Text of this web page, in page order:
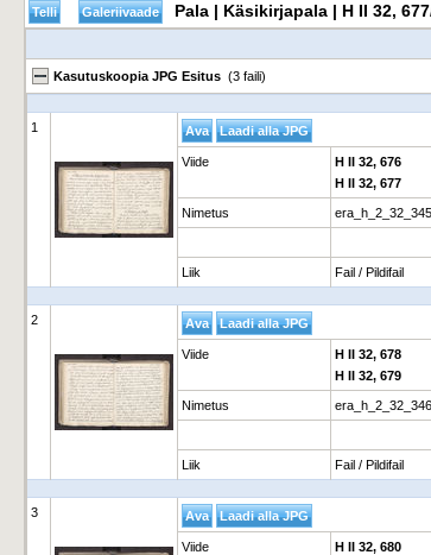
Pala | Käsikirjapala | H II 32,
Kasutuskoopia JPG Esitus (3 faili)
1
Viide
H II 32, 676
H II 32, 677
Nimetus
Liik Fail / Pildifail
2
Viide
H II 32, 678
H II 32, 679
Nimetus
Liik Fail / Pildifail
3
Viide
H II 32, 680